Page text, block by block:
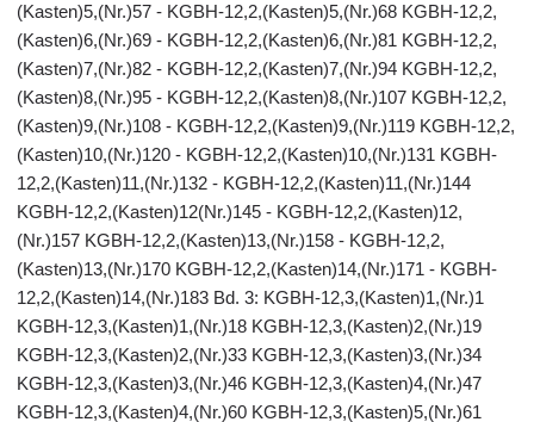
(Kasten)5,(Nr.)57 - KGBH-12,2,(Kasten)5,(Nr.)68 KGBH-12,2,
(Kasten)6,(Nr.)69 - KGBH-12,2,(Kasten)6,(Nr.)81 KGBH-12,2,
(Kasten)7,(Nr.)82 - KGBH-12,2,(Kasten)7,(Nr.)94 KGBH-12,2,
(Kasten)8,(Nr.)95 - KGBH-12,2,(Kasten)8,(Nr.)107 KGBH-12,2,
(Kasten)9,(Nr.)108 - KGBH-12,2,(Kasten)9,(Nr.)119 KGBH-12,2,
(Kasten)10,(Nr.)120 - KGBH-12,2,(Kasten)10,(Nr.)131 KGBH-
12,2,(Kasten)11,(Nr.)132 - KGBH-12,2,(Kasten)11,(Nr.)144
KGBH-12,2,(Kasten)12(Nr.)145 - KGBH-12,2,(Kasten)12,
(Nr.)157 KGBH-12,2,(Kasten)13,(Nr.)158 - KGBH-12,2,
(Kasten)13,(Nr.)170 KGBH-12,2,(Kasten)14,(Nr.)171 - KGBH-
12,2,(Kasten)14,(Nr.)183 Bd. 3: KGBH-12,3,(Kasten)1,(Nr.)1
KGBH-12,3,(Kasten)1,(Nr.)18 KGBH-12,3,(Kasten)2,(Nr.)19
KGBH-12,3,(Kasten)2,(Nr.)33 KGBH-12,3,(Kasten)3,(Nr.)34
KGBH-12,3,(Kasten)3,(Nr.)46 KGBH-12,3,(Kasten)4,(Nr.)47
KGBH-12,3,(Kasten)4,(Nr.)60 KGBH-12,3,(Kasten)5,(Nr.)61